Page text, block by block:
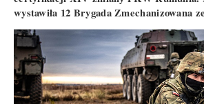
wystawiła 12 Brygada Zmechanizowana